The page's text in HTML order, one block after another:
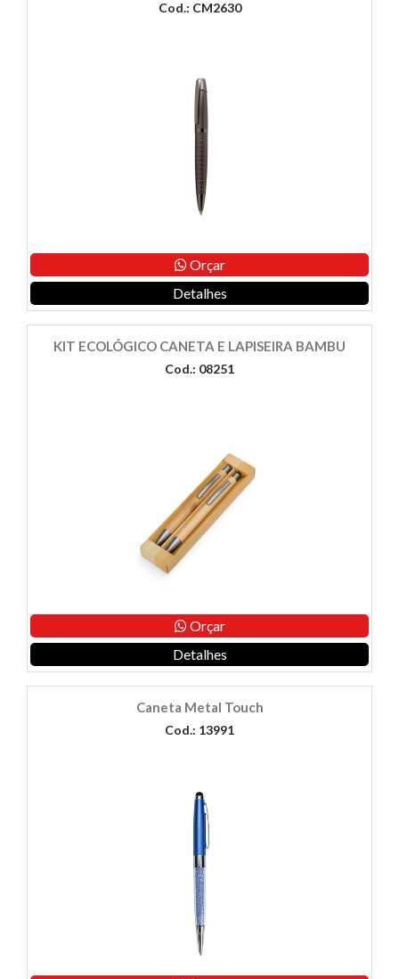
Cod.: CM2630
Orçar
Detalhes
KIT ECOLÓGICO CANETA E LAPISEIRA BAMBU
Cod.: 08251
Orçar
Detalhes
Caneta Metal Touch
Cod.: 13991